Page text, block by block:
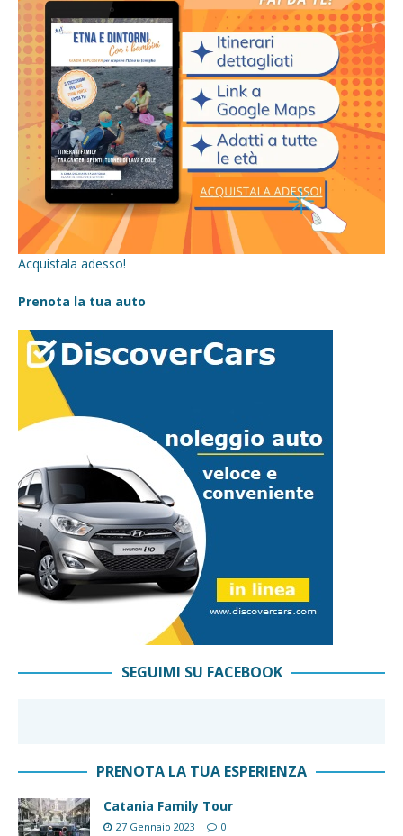
Acquistala adesso!
Prenota la tua auto
SEGUIMI SU FACEBOOK
PRENOTA LA TUA ESPERIENZA
Catania Family Tour
27 Gennaio 2023 0